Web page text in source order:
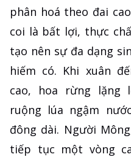
phân hoá theo đai
coi là bất lợi, thực
tạo nên sự đa dạng
hiếm có. Khi xuân
cao, hoa rừng lặng
ruộng lúa ngậm
đông dài. Người
tiếp tục một vòng